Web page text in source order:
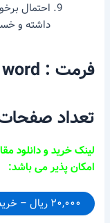
احتمال
داشته و
فرمت : word
تعداد
لینک خرید و دانلود
امکان پذیر می باشد:
۲۰,۰۰۰ ریال – خرید